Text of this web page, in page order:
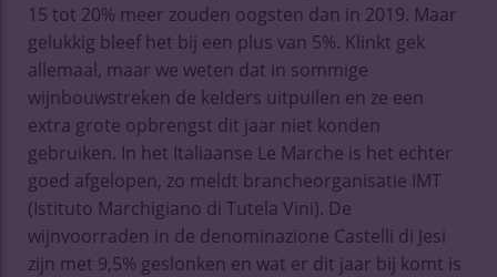
15 tot 20% meer zouden oogsten dan in 2019. Maar
gelukkig bleef het bij een plus van 5%. Klinkt gek
allemaal, maar we weten dat in sommige
wijnbouwstreken de kelders uitpuilen en ze een
extra grote opbrengst dit jaar niet konden
gebruiken. In het Italiaanse Le Marche is het echter
goed afgelopen, zo meldt brancheorganisatie IMT
(Istituto Marchigiano di Tutela Vini). De
wijnvoorraden in de denominazione Castelli di Jesi
zijn met 9,5% geslonken en wat er dit jaar bij komt is